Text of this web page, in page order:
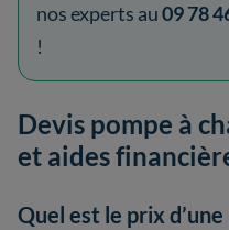
nos experts au09 78
!
Devis pompe à
et aides
Quel est le prix